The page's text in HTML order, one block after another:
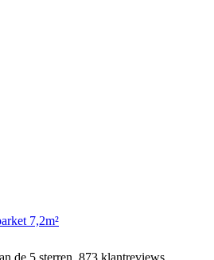
7,2m²
de 5 sterren, 873 klantreviews